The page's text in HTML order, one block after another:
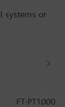
systems or
FT-PT1000